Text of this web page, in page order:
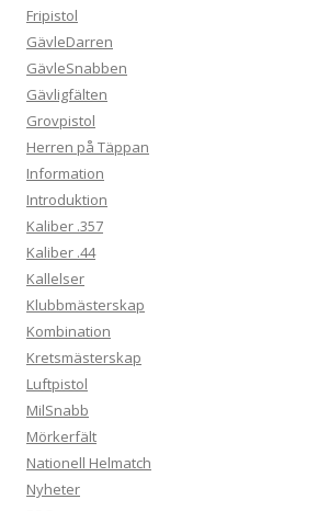
Fripistol
GävleDarren
GävleSnabben
Gävligfälten
Grovpistol
Herren på Täppan
Information
Introduktion
Kaliber .357
Kaliber .44
Kallelser
Klubbmästerskap
Kombination
Kretsmästerskap
Luftpistol
MilSnabb
Mörkerfält
Nationell Helmatch
Nyheter